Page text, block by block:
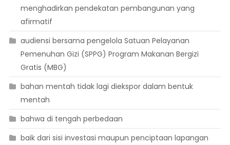
menghadirkan pendekatan pembangunan yang
afirmatif
audiensi bersama pengelola Satuan Pelayanan
Pemenuhan Gizi (SPPG) Program Makanan Bergizi
Gratis (MBG)
bahan mentah tidak lagi diekspor dalam bentuk
mentah
bahwa di tengah perbedaan
baik dari sisi investasi maupun penciptaan lapangan